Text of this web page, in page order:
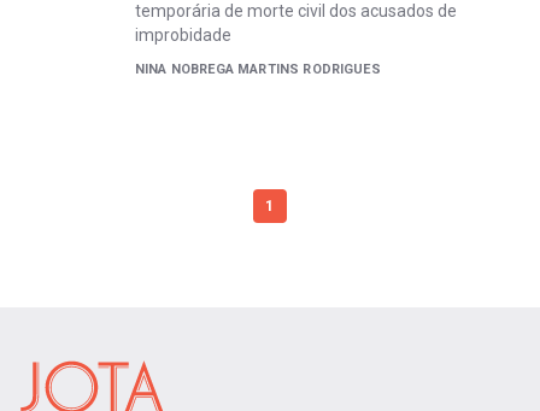
temporária de morte civil dos acusados de
improbidade
NINA NOBREGA MARTINS RODRIGUES
1